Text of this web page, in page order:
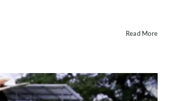
Read More